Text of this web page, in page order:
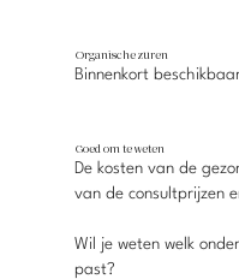
Organische zuren
Binnenkort
Goed om te weten
De kosten van de
van de consultprijzen
Wil je weten welk
past?